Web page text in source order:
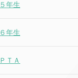
５年生
６年生
ＰＴＡ